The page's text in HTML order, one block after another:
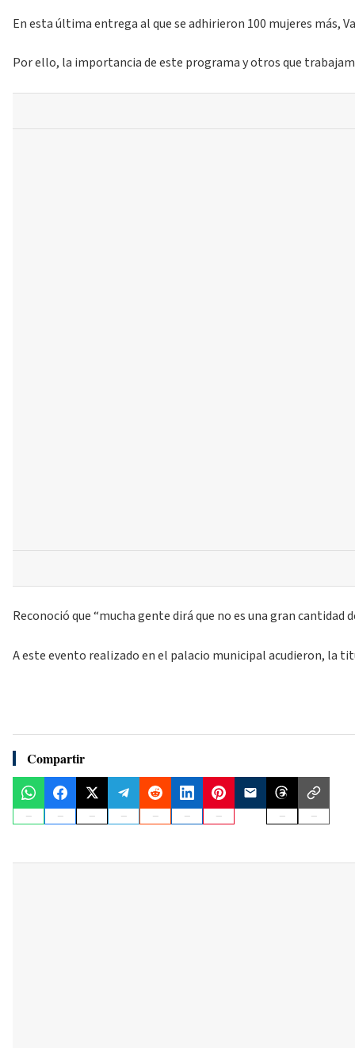
En esta última entrega al que se adhirieron 100 mujeres más,
Por ello, la importancia de este programa y otros que
Reconoció que “mucha gente dirá que no es una gran
A este evento realizado en el palacio municipal acudieron, la
Compartir